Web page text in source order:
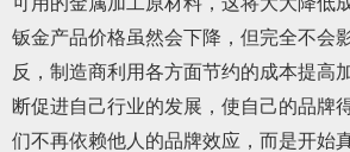
钣金产品价格虽然会下降，但完全不会
反，制造商利用各方面节约的成本提高
断促进自己行业的发展，使自己的品牌
们不再依赖他人的品牌效应，而是开始